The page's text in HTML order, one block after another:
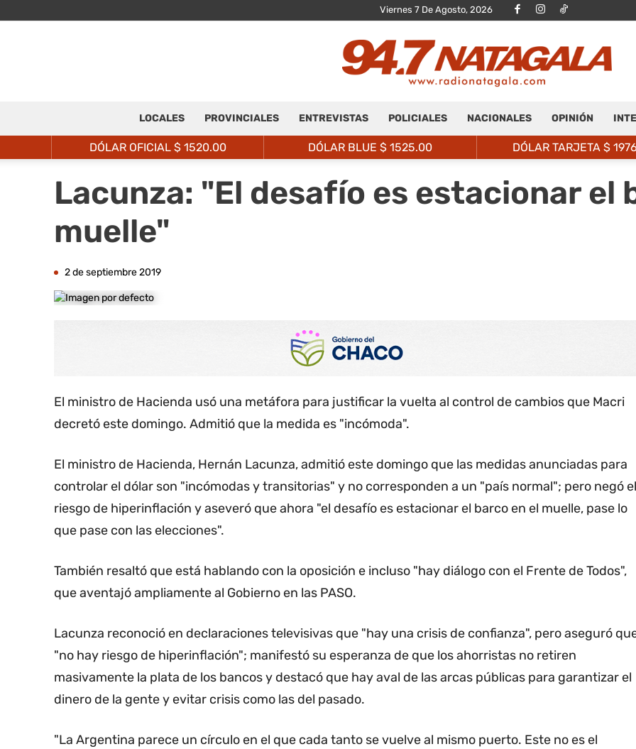
Viernes 7 De Agosto, 2026
LOCALES PROVINCIALES ENTREVISTAS POLICIALES NACIONALES OPINIÓN
DÓLAR OFICIAL $ 1520.00 DÓLAR BLUE $ 1525.00 DÓLAR TARJETA $
Lacunza: "El desafío es estacionar el
muelle"
2 de septiembre 2019
El ministro de Hacienda usó una metáfora para justificar la vuelta al control de cambios que Macri
decretó este domingo. Admitió que la medida es "incómoda".
El ministro de Hacienda, Hernán Lacunza, admitió este domingo que las medidas anunciadas para
controlar el dólar son "incómodas y transitorias" y no corresponden a un "país normal"; pero negó el
riesgo de hiperinflación y aseveró que ahora "el desafío es estacionar el barco en el muelle, pase lo
que pase con las elecciones".
También resaltó que está hablando con la oposición e incluso "hay diálogo con el Frente de Todos",
que aventajó ampliamente al Gobierno en las PASO.
Lacunza reconoció en declaraciones televisivas que "hay una crisis de confianza", pero aseguró
"no hay riesgo de hiperinflación"; manifestó su esperanza de que los ahorristas no retiren
masivamente la plata de los bancos y destacó que hay aval de las arcas públicas para garantizar el
dinero de la gente y evitar crisis como las del pasado.
"La Argentina parece un círculo en el que cada tanto se vuelve al mismo puerto. Este no es el